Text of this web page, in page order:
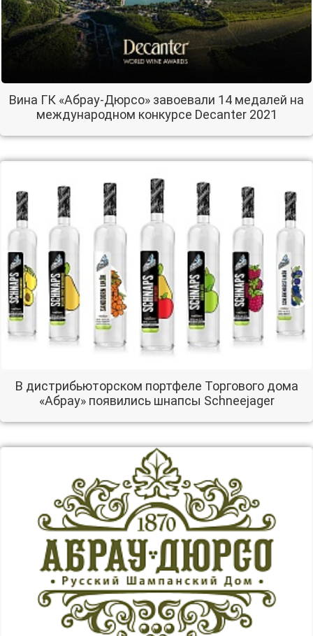
Вина ГК «Абрау-Дюрсо» завоевали 14 медалей на
международном конкурсе Decanter 2021
В дистрибьюторском портфеле Торгового дома
«Абрау» появились шнапсы Schneejager